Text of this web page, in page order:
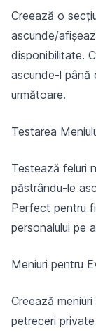
Creează o
ascunde/
disponibilitate.
ascunde-l până
următoare.
Testarea
Testează feluri
păstrându-le
Perfect pentru
personalului pe
Meniuri pentru
Creează
petreceri